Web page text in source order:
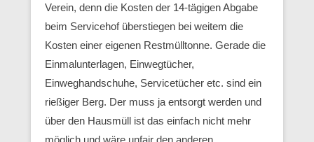
Verein, denn die Kosten der 14-tägigen Abgabe
beim Servicehof überstiegen bei weitem die
Kosten einer eigenen Restmülltonne. Gerade die
Einmalunterlagen, Einwegtücher,
Einweghandschuhe, Servicetücher etc. sind ein
rießiger Berg. Der muss ja entsorgt werden und
über den Hausmüll ist das einfach nicht mehr
möglich und wäre unfair den anderen